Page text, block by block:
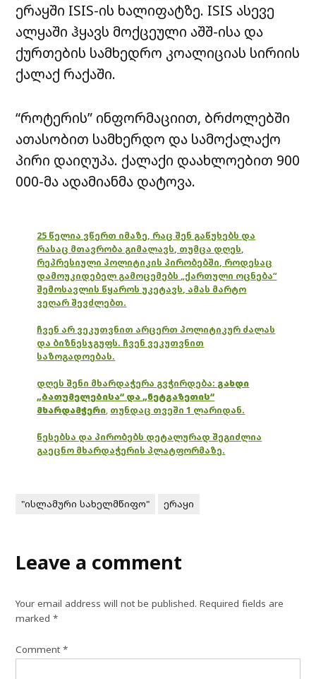
ერაყში ISIS-ის ხალიფატზე. ISIS ასევე
ალყაში ჰყავს მოქცეული აშშ-ისა და
ქურთების სამხედრო კოალიციას სირიის
ქალაქ რაქაში.
“როტერის” ინფორმაციით, ბრძოლებში
ათასობით სამხერდო და სამოქალაქო
პირი დაიღუპა. ქალაქი დაახლოებით 900
000-მა ადამიანმა დატოვა.
25 წელია ვწერთ იმაზე, რაც შენ გაწუხებს და
რასაც მთავრობა გიმალავს, თუმცა დღეს,
რეპრესიული პოლიტიკის პირობებში, როდესაც
დამოუკიდებელ გამოცემებს „ქართული ოცნება“
შემოსავლის წყაროს უკეტავს, ამას მარტო
ვეღარ შევძლებთ.
ჩვენ არ ვეკუთვნით არცერთ პოლიტიკურ ძალას
და ბიზნესჯგუფს. ჩვენ ვეკუთვნით
საზოგადოებას.
დღეს შენი მხარდაჭერა გვჭირდება: გახდი
„ბათუმელებისა“ და „ნეტგაზეთის“
მხარდამჭერი, თუნდაც თვეში 1 ლარიდან.
წესებსა და პირობებს დეტალურად შეგიძლია
გაეცნო მხარდაჭერის პლატფორმაზე.
"ისლამური სახელმწიფო" ერაყი
Leave a comment
Your email address will not be published. Required fields are
marked*
Comment*